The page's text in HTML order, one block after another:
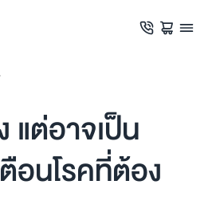
แต่อาจเป็น
นโรคที่ต้อง